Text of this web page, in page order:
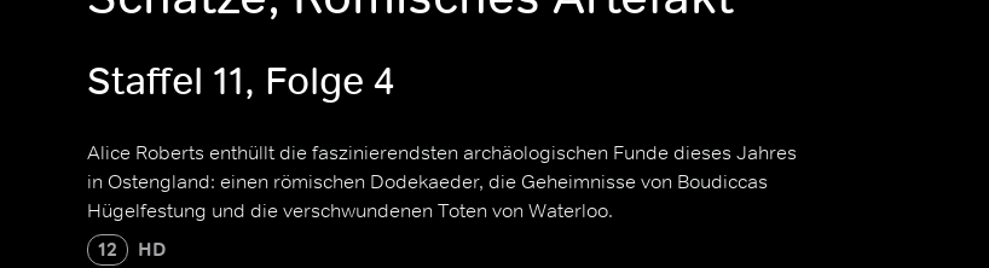
Staffel 11, Folge 4
Alice Roberts enthüllt die faszinierendsten archäologischen Funde dieses Jahres
in Ostengland: einen römischen Dodekaeder, die Geheimnisse von Boudiccas
Hügelfestung und die verschwundenen Toten von Waterloo.
12 HD